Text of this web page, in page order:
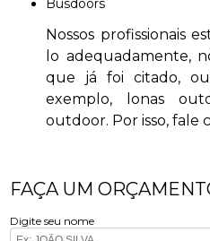
busdoors
Nossos profissionais
lo adequadamente,
que já foi citado,
exemplo, lonas
outdoor. Por isso, fale
FAÇA UM
Digite seu nome